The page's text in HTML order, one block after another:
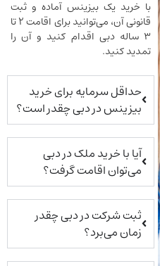
بیزینس آماده و ثبت
قانونی آن، می‌توانید برای اقامت ۲ تا
اقدام کنید و آن را
برای خرید
دبی چقدر است؟
ملک در دبی
گرفت؟
در دبی چقدر